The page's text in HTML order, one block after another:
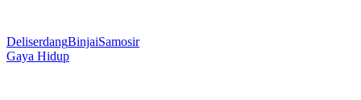
DeliserdangBinjaiSamosir
Gaya Hidup